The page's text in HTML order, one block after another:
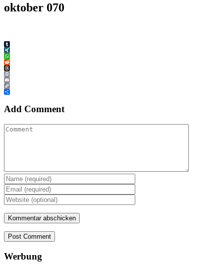
oktober 070
Tumblr
XING
WhatsApp
Reddit
Threads
Print
Email
Copy
Link
Teilen
Add Comment
Post Comment
Werbung